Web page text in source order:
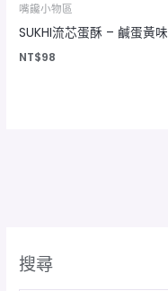
嘴饞小物區
SUKHI流芯蛋酥 – 鹹蛋黃味
NT$98
搜尋